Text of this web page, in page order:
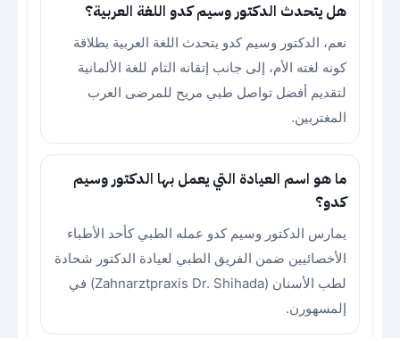
هل يتحدث الدكتور وسيم كدو اللغة العربية؟
نعم، الدكتور وسيم كدو يتحدث اللغة العربية بطلاقة
كونه لغته الأم، إلى جانب إتقانه التام للغة الألمانية
لتقديم أفضل تواصل طبي مريح للمرضى العرب
المغتربين.
ما هو اسم العيادة التي يعمل بها الدكتور وسيم
كدو؟
يمارس الدكتور وسيم كدو عمله الطبي كأحد الأطباء
الأخصائيين ضمن الفريق الطبي لعيادة الدكتور شحادة
لطب الأسنان (Zahnarztpraxis Dr. Shihada) في
إلمسهورن.